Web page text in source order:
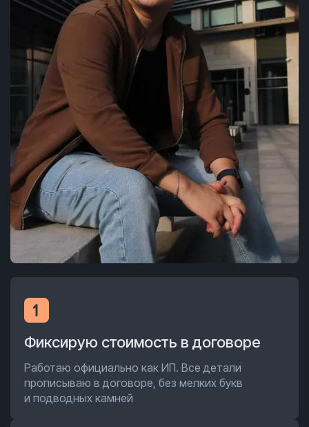
Фиксирую стоимость в договоре
Работаю официально как ИП. Все детали
прописываю в договоре, без мелких букв
и подводных камней